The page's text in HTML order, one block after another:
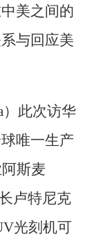
美之间的
与回应美
）此次访华
唯一生产
斯麦
卢特尼克
光刻机可